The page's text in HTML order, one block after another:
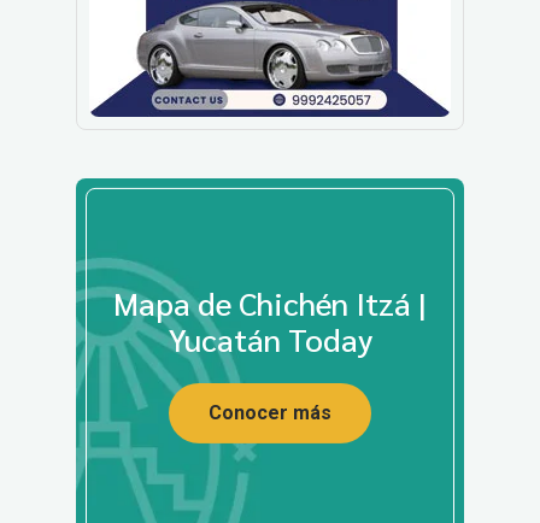
Mapa de Chichén Itzá |
Yucatán Today
Conocer más